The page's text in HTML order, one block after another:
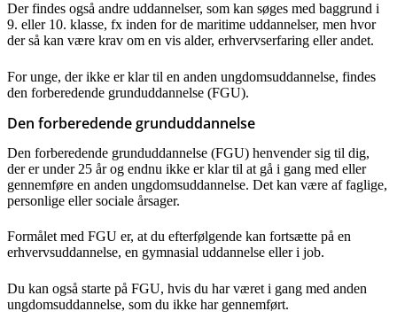
Der findes også andre uddannelser, som kan søges med baggrund i
9. eller 10. klasse, fx inden for de maritime uddannelser, men hvor
der så kan være krav om en vis alder, erhvervserfaring eller andet.
For unge, der ikke er klar til en anden ungdomsuddannelse, findes
den forberedende grunduddannelse (FGU).
Den forberedende grunduddannelse
Den forberedende grunduddannelse (FGU) henvender sig til dig,
der er under 25 år og endnu ikke er klar til at gå i gang med eller
gennemføre en anden ungdomsuddannelse. Det kan være af faglige,
personlige eller sociale årsager.
Formålet med FGU er, at du efterfølgende kan fortsætte på en
erhvervsuddannelse, en gymnasial uddannelse eller i job.
Du kan også starte på FGU, hvis du har været i gang med anden
ungdomsuddannelse, som du ikke har gennemført.